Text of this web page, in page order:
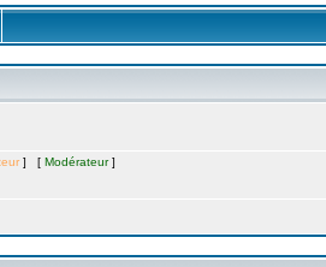
] [ Modérateur]